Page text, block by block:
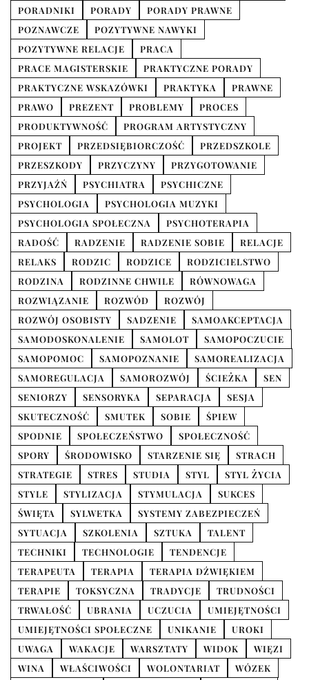
PORADNIKI PORADY
PORADY PRAWNE
POZNAWCZE
POZYTYWNE NAWYKI
POZYTYWNE RELACJE
PRACA
PRACE MAGISTERSKIE
PRAKTYCZNE PORADY
PRAKTYCZNE WSKAZÓWKI
PRAKTYKA
PRAWNE
PRAWO
PREZENT PROBLEMY
PROCES
PRODUKTYWNOŚĆ
PROGRAM ARTYSTYCZNY
PROJEKT
PRZEDSIĘBIORCZOŚĆ
PRZEDSZKOLE
PRZESZKODY
PRZYCZYNY
PRZYGOTOWANIE
PRZYJAŹŃ
PSYCHIATRA
PSYCHICZNE
PSYCHOLOGIA
PSYCHOLOGIA MUZYKI
PSYCHOLOGIA SPOŁECZNA
PSYCHOTERAPIA
RADOŚĆ
RADZENIE RADZENIE SOBIE
RELACJE
RELAKS
RODZIC RODZICE
RODZICIELSTWO
RODZINA
RODZINNE CHWILE
RÓWNOWAGA
ROZWIĄZANIE
ROZWÓD
ROZWÓJ
ROZWÓJ OSOBISTY
SADZENIE
SAMOAKCEPTACJA
SAMODOSKONALENIE
SAMOLOT
SAMOPOCZUCIE
SAMOPOMOC
SAMOPOZNANIE
SAMOREALIZACJA
SAMOREGULACJA
SAMOROZWÓJ ŚCIEŻKA
SEN
SENIORZY
SENSORYKA SEPARACJA
SESJA
SKUTECZNOŚĆ
SMUTEK SOBIE
ŚPIEW
SPODNIE
SPOŁECZEŃSTWO
SPOŁECZNOŚĆ
SPORY
ŚRODOWISKO STARZENIE SIĘ
STRACH
STRATEGIE
STRES STUDIA STYL
STYL ŻYCIA
STYLE
STYLIZACJA STYMULACJA
SUKCES
ŚWIĘTA
SYLWETKA
SYSTEMY ZABEZPIECZEŃ
SYTUACJA
SZKOLENIA SZTUKA
TALENT
TECHNIKI
TECHNOLOGIE
TENDENCJE
TERAPEUTA
TERAPIA
TERAPIA DŹWIĘKIEM
TERAPIE
TOKSYCZNA TRADYCJE
TRUDNOŚCI
TRWAŁOŚĆ
UBRANIA UCZUCIA
UMIEJĘTNOŚCI
UMIEJĘTNOŚCI SPOŁECZNE
UNIKANIE
UROKI
UWAGA
WAKACJE WARSZTATY WIDOK
WIĘZI
WINA
WŁAŚCIWOŚCI WOLONTARIAT
WÓZEK